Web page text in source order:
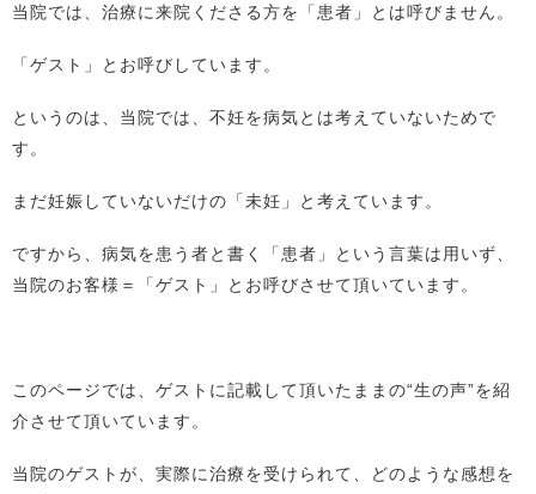
当院では、治療に来院くださる方を「患者」とは呼びません。
「ゲスト」とお呼びしています。
というのは、当院では、不妊を病気とは考えていないためで
す。
まだ妊娠していないだけの「未妊」と考えています。
ですから、病気を患う者と書く「患者」という言葉は用いず、
当院のお客様＝「ゲスト」とお呼びさせて頂いています。
このページでは、ゲストに記載して頂いたままの“生の声”を紹
介させて頂いています。
当院のゲストが、実際に治療を受けられて、どのような感想を